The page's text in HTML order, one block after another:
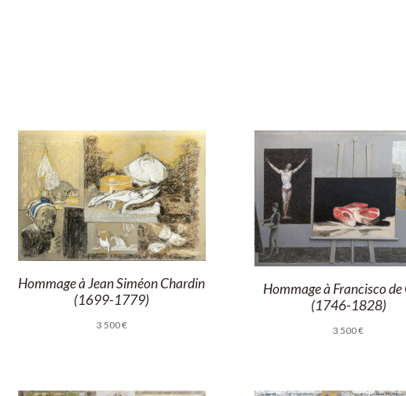
Hommage à Jean Siméon Chardin
(1699-1779)
3 500€
Hommage à Francisco de
(1746-1828)
3 500€